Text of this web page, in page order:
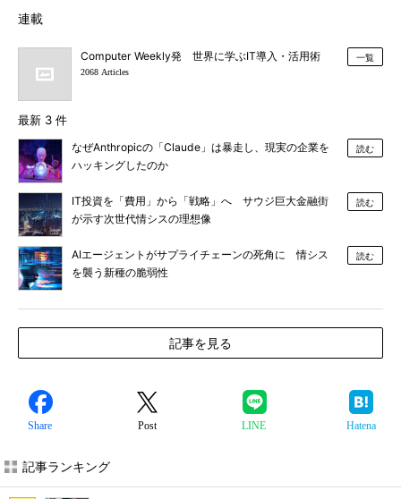
連載
Computer Weekly発 世界に学ぶIT導入・活用術
2068 Articles
一覧
最新 3 件
なぜAnthropicの「Claude」は暴走し、現実の企業を
ハッキングしたのか
読む
IT投資を「費用」から「戦略」へ サウジ巨大金融街
が示す次世代情シスの理想像
読む
AIエージェントがサプライチェーンの死角に 情シス
を襲う新種の脆弱性
読む
記事を見る
Share Post LINE Hatena
記事ランキング